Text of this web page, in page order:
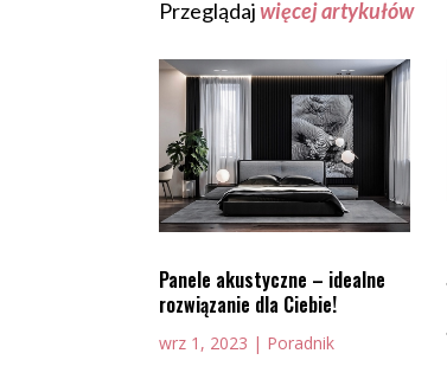
Przeglądajwięcej artykułów
Panele akustyczne – idealne
rozwiązanie dla Ciebie!
wrz 1, 2023 | Poradnik